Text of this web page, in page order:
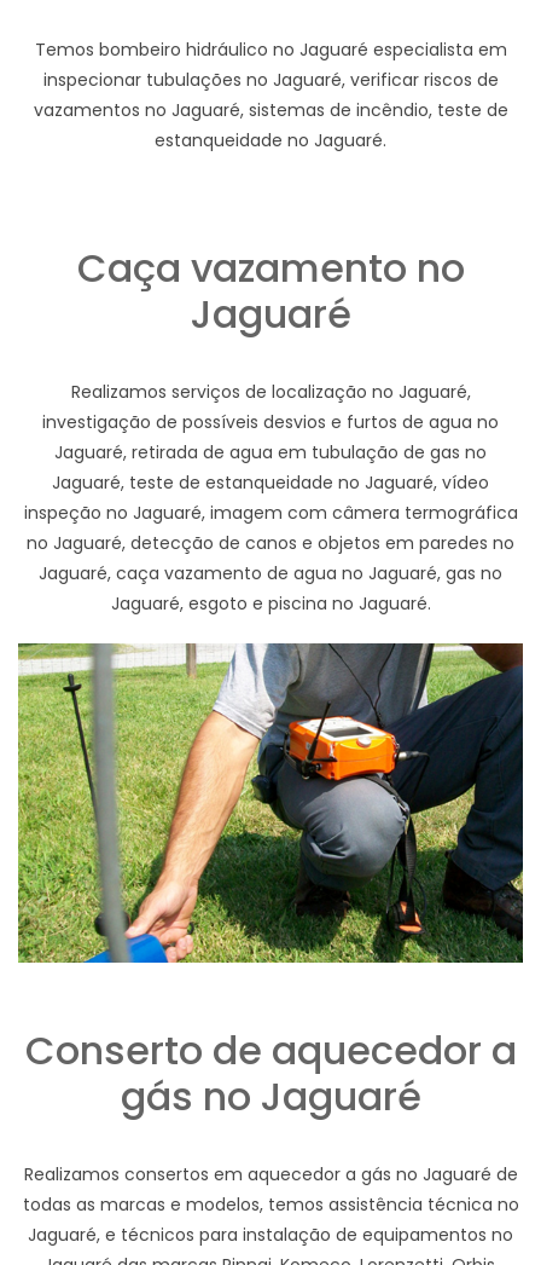
Temos bombeiro hidráulico no Jaguaré especialista em
inspecionar tubulações no Jaguaré, verificar riscos de
vazamentos no Jaguaré, sistemas de incêndio, teste de
estanqueidade no Jaguaré.
Caça vazamento no
Jaguaré
Realizamos serviços de localização no Jaguaré,
investigação de possíveis desvios e furtos de agua no
Jaguaré, retirada de agua em tubulação de gas no
Jaguaré, teste de estanqueidade no Jaguaré, vídeo
inspeção no Jaguaré, imagem com câmera termográfica
no Jaguaré, detecção de canos e objetos em paredes no
Jaguaré, caça vazamento de agua no Jaguaré, gas no
Jaguaré, esgoto e piscina no Jaguaré.
Conserto de aquecedor a
gás no Jaguaré
Realizamos consertos em aquecedor a gás no Jaguaré de
todas as marcas e modelos, temos assistência técnica no
Jaguaré, e técnicos para instalação de equipamentos no